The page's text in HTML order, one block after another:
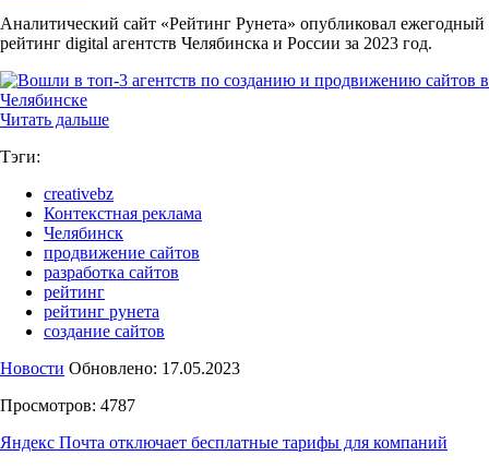
Аналитический сайт «Рейтинг Рунета» опубликовал ежегодный
рейтинг digital агентств Челябинска и России за 2023 год.
Читать дальше
Тэги:
creativebz
Контекстная реклама
Челябинск
продвижение сайтов
разработка сайтов
рейтинг
рейтинг рунета
создание сайтов
Новости Обновлено: 17.05.2023
Просмотров: 4787
Яндекс Почта отключает бесплатные тарифы для компаний